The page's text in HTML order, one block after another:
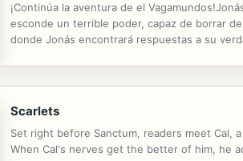
¡Continúa la aventura de el
esconde un terrible poder, capaz de borrar
donde Jonás encontrará respuestas a su
Scarlets
Set right before Sanctum, readers meet
When Cal's nerves get the better of him, he